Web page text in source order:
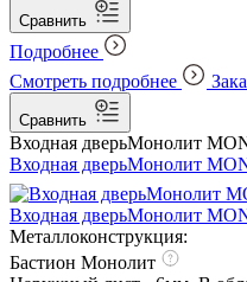
Сравнить
Подробнее
Смотреть подробнее
Сравнить
Входная дверьМонолит
Входная дверьМонолит
Входная дверьМонолит
Металлоконструкция:
Бастион Монолит